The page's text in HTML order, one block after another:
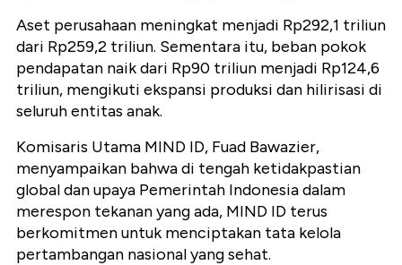
Aset perusahaan meningkat menjadi Rp292,1 triliun
dari Rp259,2 triliun. Sementara itu, beban pokok
pendapatan naik dari Rp90 triliun menjadi Rp124,6
triliun, mengikuti ekspansi produksi dan hilirisasi di
seluruh entitas anak.
Komisaris Utama MIND ID, Fuad Bawazier,
menyampaikan bahwa di tengah ketidakpastian
global dan upaya Pemerintah Indonesia dalam
merespon tekanan yang ada, MIND ID terus
berkomitmen untuk menciptakan tata kelola
pertambangan nasional yang sehat.